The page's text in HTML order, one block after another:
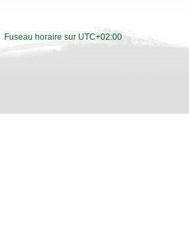
Fuseau horaire sur UTC+02:00